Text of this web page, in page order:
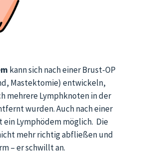
kann sich nach einer Brust-OP
Mastektomie) entwickeln,
mehrere Lymphknoten in der
wurden. Auch nach einer
ein Lymphödem möglich. Die
mehr richtig abfließen und
– er schwillt an.